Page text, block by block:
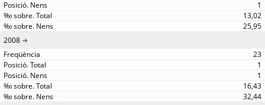
1
13,02
25,95
2008
23
1
1
16,43
32,44